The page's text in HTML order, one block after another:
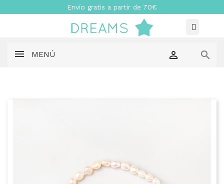
Envío gratis a partir de 70€
MENÚ  